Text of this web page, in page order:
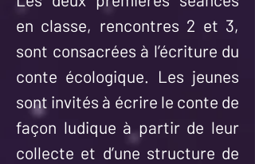
en classe, rencontres 2 et 3,
sont consacrées à l’écriture du
conte écologique. Les jeunes
sont invités à écrire le conte de
façon ludique à partir de leur
collecte et d’une structure de